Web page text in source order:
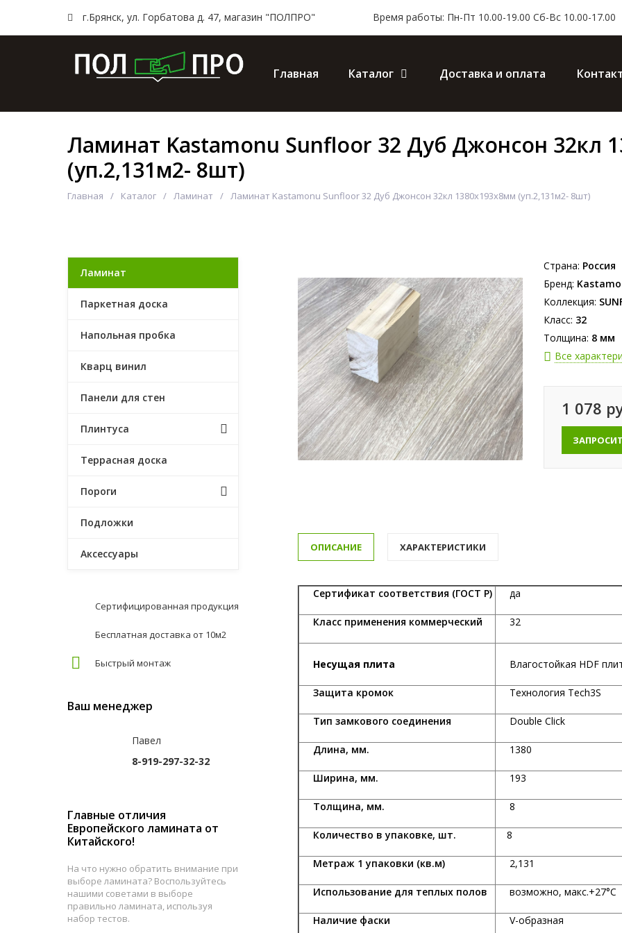
г.Брянск, ул. Горбатова д. 47, магазин "ПОЛПРO" Время работы: Пн-Пт 10.00-19.00 Сб-Вс 10.00-17.00
Главная Каталог Доставка и оплата
Ламинат Kastamonu Sunfloor 32 Дуб Джонсон 32кл
(уп.2,131м2- 8шт)
Главная Каталог Ламинат Ламинат Kastamonu Sunfloor 32 Дуб Джонсон 32кл 1380х193х8мм (уп.2,131м2- 8шт)
Страна: Россия
Бренд:
Коллекция:
Класс: 32
Толщина: 8 мм
Все
1 078
ОПИСАНИЕ ХАРАКТЕРИСТИКИ
Сертификат соответствия (ГОСТ Р) да
Класс применения коммерческий 32
Несущая плита Влагостойкая HDF
Защита кромок Технология Tech3S
Тип замкового соединения Double Click
Длина, мм. 1380
Ширина, мм. 193
Толщина, мм. 8
Количество в упаковке, шт. 8
Метраж 1 упаковки (кв.м) 2,131
Использование для теплых полов возможно, макс.+27°С
Наличие фаски V-образная
Ламинат
Паркетная доска
Напольная пробка
Кварц винил
Панели для стен
Плинтуса
Террасная доска
Пороги
Подложки
Аксессуары
Сертифицированная продукция
Бесплатная доставка от 10м2
Быстрый монтаж
Ваш менеджер
Павел
8-919-297-32-32
Главные отличия
Европейского ламината от
Китайского!
На что нужно обратить внимание при
выборе ламината? Воспользуйтесь
нашими советами в выборе
правильно ламината, используя
набор тестов.